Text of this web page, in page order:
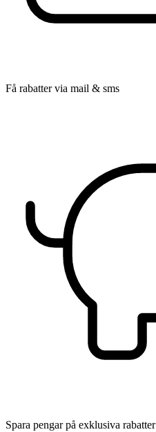
Få rabatter via mail & sms
Spara pengar på exklusiva rabatter